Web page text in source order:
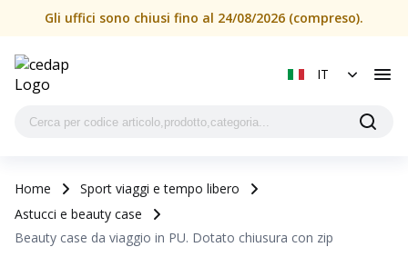
Gli uffici sono chiusi fino al 24/08/2026 (compreso).
IT
Home
Sport viaggi e tempo libero
Astucci e beauty case
Beauty case da viaggio in PU. Dotato chiusura con zip